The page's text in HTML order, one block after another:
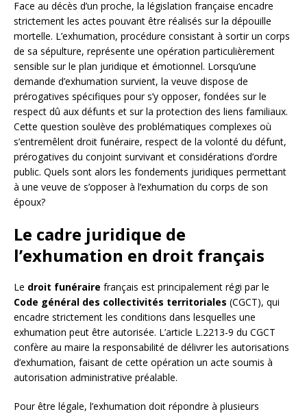
Face au décès d’un proche, la législation française encadre
strictement les actes pouvant être réalisés sur la dépouille
mortelle. L’exhumation, procédure consistant à sortir un corps
de sa sépulture, représente une opération particulièrement
sensible sur le plan juridique et émotionnel. Lorsqu’une
demande d’exhumation survient, la veuve dispose de
prérogatives spécifiques pour s’y opposer, fondées sur le
respect dû aux défunts et sur la protection des liens familiaux.
Cette question soulève des problématiques complexes où
s’entremêlent droit funéraire, respect de la volonté du défunt,
prérogatives du conjoint survivant et considérations d’ordre
public. Quels sont alors les fondements juridiques permettant
à une veuve de s’opposer à l’exhumation du corps de son
époux?
Le cadre juridique de
l’exhumation en droit français
Le droit funéraire français est principalement régi par le
Code général des collectivités territoriales (CGCT), qui
encadre strictement les conditions dans lesquelles une
exhumation peut être autorisée. L’article L.2213-9 du CGCT
confère au maire la responsabilité de délivrer les autorisations
d’exhumation, faisant de cette opération un acte soumis à
autorisation administrative préalable.
Pour être légale, l’exhumation doit répondre à plusieurs